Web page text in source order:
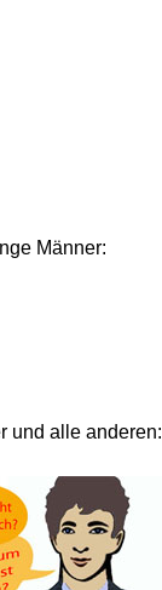
Männer:
und alle anderen: